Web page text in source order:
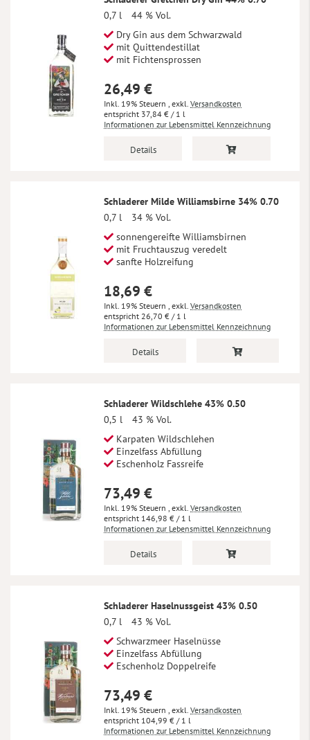
0,7 l
44 % Vol.
Dry Gin aus dem Schwarzwald
mit Quittendestillat
mit Fichtensprossen
26,49 €
Inkl. 19% Steuern , exkl. Versandkosten
37,84 € / 1 l
Informationen zur Lebensmittel Kennzeichnung
Details
Schladerer Milde Williamsbirne 34% 0.70
0,7 l
34 % Vol.
sonnengereifte Williamsbirnen
mit Fruchtauszug veredelt
sanfte Holzreifung
18,69 €
Inkl. 19% Steuern , exkl. Versandkosten
26,70 € / 1 l
Informationen zur Lebensmittel Kennzeichnung
Details
Schladerer Wildschlehe 43% 0.50
0,5 l
43 % Vol.
Karpaten Wildschlehen
Einzelfass Abfüllung
Eschenholz Fassreife
73,49 €
Inkl. 19% Steuern , exkl. Versandkosten
146,98 € / 1 l
Informationen zur Lebensmittel Kennzeichnung
Details
Schladerer Haselnussgeist 43% 0.50
0,7 l
43 % Vol.
Schwarzmeer Haselnüsse
Einzelfass Abfüllung
Eschenholz Doppelreife
73,49 €
Inkl. 19% Steuern , exkl. Versandkosten
104,99 € / 1 l
Informationen zur Lebensmittel Kennzeichnung